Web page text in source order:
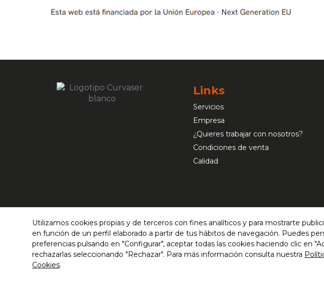
Links
Servicios
Empresa
¿Quieres trabajar con nosotros?
Condiciones de venta
Calidad
Utilizamos cookies propias y de terceros con fines analíticos y para mostrarte
en función de un perfil elaborado a partir de tus hábitos de navegación. Puedes
preferencias pulsando en "Configurar", aceptar todas las cookies haciendo clic en
rechazarlas seleccionando "Rechazar". Para más información consulta nuestra
Cookies.